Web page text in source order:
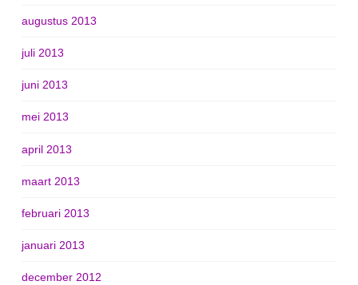
augustus 2013
juli 2013
juni 2013
mei 2013
april 2013
maart 2013
februari 2013
januari 2013
december 2012